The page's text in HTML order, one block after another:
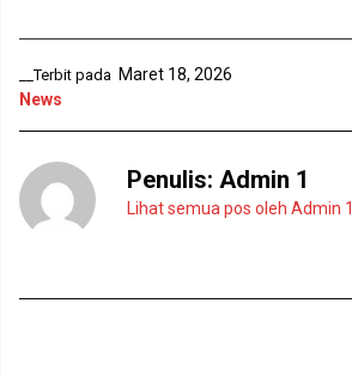
) r
)
__Terbit pada Maret 18, 2026
News
Penulis: Admin 1
Lihat semua pos oleh Admin 1